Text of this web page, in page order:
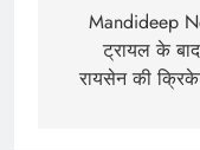
navigation
Mandideep
ट्रायल के
रायसेन की